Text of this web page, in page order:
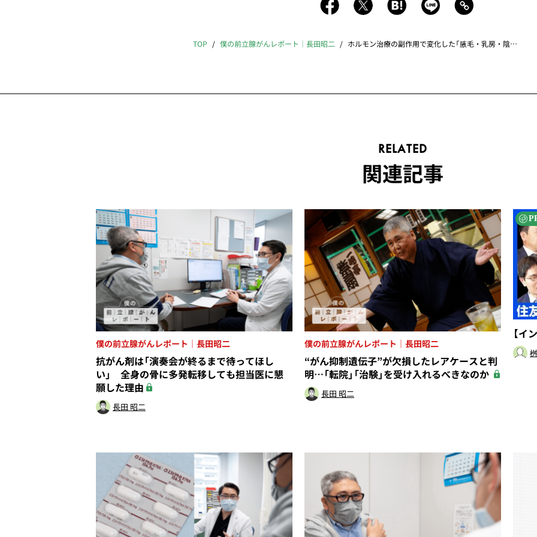
TOP 僕の前立腺がんレポート｜長田昭二 ホルモン治療の副作用で変化した「腋毛・乳房・陰部」のリアル
RELATED
関連記事
僕の前立腺がんレポート｜長田昭二
抗がん剤は「演奏会が終るまで待ってほし
い」 全身の骨に多発転移しても担当医に懇
願した理由
長田 昭二
僕の前立腺がんレポート｜長田昭二
“がん抑制遺伝子”が欠損したレアケースと判
明…「転院」「治験」を受け入れるべきなのか
長田 昭二
【イ